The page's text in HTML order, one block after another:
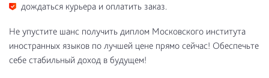
дождаться курьера и оплатить заказ.
Не упустите шанс получить диплом Московского института
иностранных языков по лучшей цене прямо сейчас! Обеспечьте
себе стабильный доход в будущем!